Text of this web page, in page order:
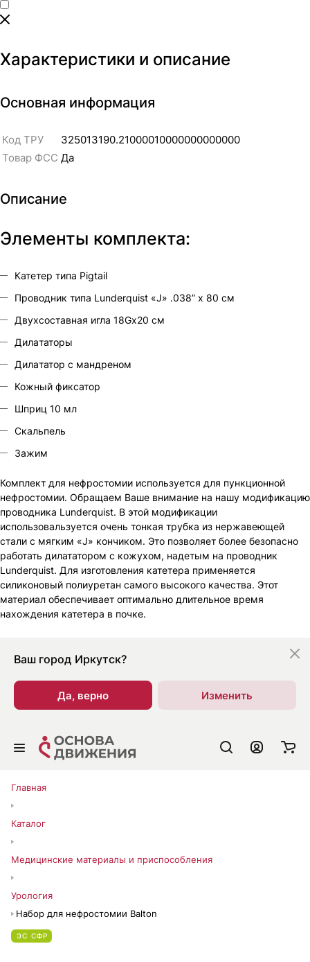
Характеристики и описание
Основная информация
Код ТРУ
325013190.21000010000000000000
Товар ФСС Да
Описание
Элементы комплекта:
Катетер типа Pigtail
Проводник типа Lunderquist «J» .038” х 80 см
Двухсоставная игла 18Gх20 см
Дилaтаторы
Дилaтатор с мандреном
Кожный фиксатор
Шприц 10 мл
Скальпель
Зажим
Комплект для нефростомии используется для пункционной
нефростомии. Обращаем Ваше внимание на нашу модификацию
проводника Lunderquist. В этой модификации
использовальзуется очень тонкая трубка из нержавеющей
стали с мягким «J» кончиком. Это позволяет более безопасно
работать дилататором с кожухом, надетым на проводник
Lunderquist. Для изготовления катетера применяется
силиконовый полиуретан самого высокого качества. Этот
материал обеспечивает оптимально длительное время
нахождения катетера в почке.
Ваш город Иркутск?
Да, верно Изменить
Главная
Каталог
Медицинские материалы и приспособления
Урология
Набор для нефростомии Balton
ЭС СФР